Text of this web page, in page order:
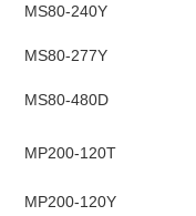
MS80-240Y
MS80-277Y
MS80-480D
MP200-120T
MP200-120Y